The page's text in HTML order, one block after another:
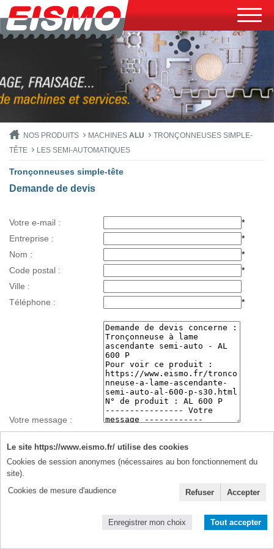
NOS PRODUITS MACHINES ALU
TRONÇONNEUSES SIMPLE-
TÊTE
LES SEMI-AUTOMATIQUES
Tronçonneuses simple-tête
Demande de devis
Votre e-mail :
*
Entreprise :
*
Nom :
*
Code postal :
*
Ville :
Téléphone :
*
Votre message :
Données personnelles :
J'accepte de recevoir à cette adresse des informations et des
offres promotionnelles ponctuelles uniquement de votre part (je
J'accepte la politique de protection des données personnelles
Le site https://www.eismo.fr/ utilise des cookies
Cookies de session anonymes (nécessaires au bon fonctionnement du
site).
Cookies de mesure d'audience
Refuser Accepter
Enregistrer mon choix Tout accepter